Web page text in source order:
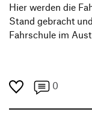
Hier werden die
Stand gebracht
Fahrschule im
0